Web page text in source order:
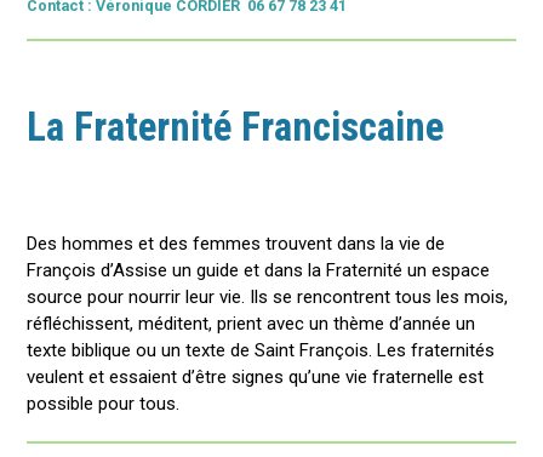
Contact : Véronique CORDIER 06 67 78 23 41
La Fraternité Franciscaine
Des hommes et des femmes trouvent dans la vie de
François d’Assise un guide et dans la Fraternité un espace
source pour nourrir leur vie. Ils se rencontrent tous les mois,
réfléchissent, méditent, prient avec un thème d’année un
texte biblique ou un texte de Saint François. Les fraternités
veulent et essaient d’être signes qu’une vie fraternelle est
possible pour tous.